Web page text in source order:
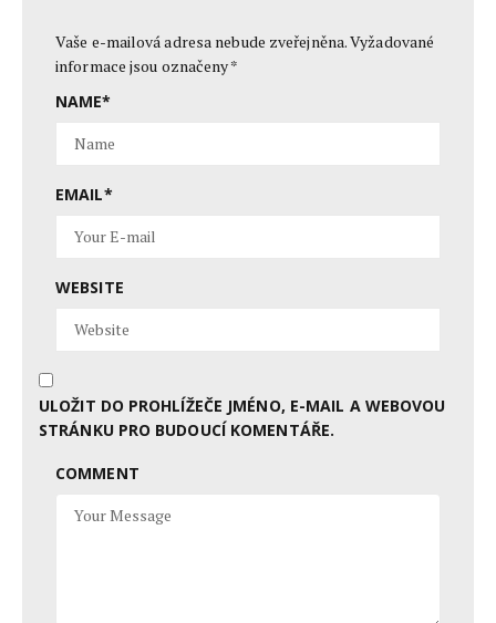
Vaše e-mailová adresa nebude zveřejněna.Vyžadované
informace jsou označeny*
NAME*
EMAIL*
WEBSITE
ULOŽIT DO PROHLÍŽEČE JMÉNO, E-MAIL A WEBOVOU
STRÁNKU PRO BUDOUCÍ KOMENTÁŘE.
COMMENT